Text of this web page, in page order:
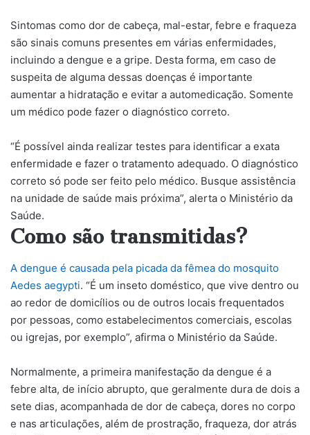
Sintomas como dor de cabeça, mal-estar, febre e fraqueza
são sinais comuns presentes em várias enfermidades,
incluindo a dengue e a gripe. Desta forma, em caso de
suspeita de alguma dessas doenças é importante
aumentar a hidratação e evitar a automedicação. Somente
um médico pode fazer o diagnóstico correto.
“É possível ainda realizar testes para identificar a exata
enfermidade e fazer o tratamento adequado. O diagnóstico
correto só pode ser feito pelo médico. Busque assistência
na unidade de saúde mais próxima”, alerta o Ministério da
Saúde.
Como são transmitidas?
A dengue é causada pela picada da fêmea do mosquito
Aedes aegypti. “É um inseto doméstico, que vive dentro ou
ao redor de domicílios ou de outros locais frequentados
por pessoas, como estabelecimentos comerciais, escolas
ou igrejas, por exemplo”, afirma o Ministério da Saúde.
Normalmente, a primeira manifestação da dengue é a
febre alta, de início abrupto, que geralmente dura de dois a
sete dias, acompanhada de dor de cabeça, dores no corpo
e nas articulações, além de prostração, fraqueza, dor atrás